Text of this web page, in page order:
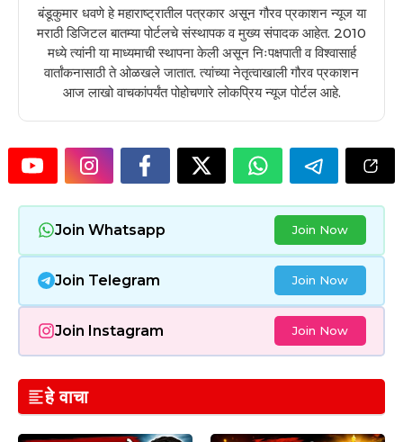
बंडूकुमार धवणे हे महाराष्ट्रातील पत्रकार असून गौरव प्रकाशन न्यूज या
मराठी डिजिटल बातम्या पोर्टलचे संस्थापक व मुख्य संपादक आहेत. 2010
मध्ये त्यांनी या माध्यमाची स्थापना केली असून निःपक्षपाती व विश्वासार्ह
वार्तांकनासाठी ते ओळखले जातात. त्यांच्या नेतृत्वाखाली गौरव प्रकाशन
आज लाखो वाचकांपर्यंत पोहोचणारे लोकप्रिय न्यूज पोर्टल आहे.
Join Whatsapp Join Now
Join Telegram Join Now
Join Instagram Join Now
हे वाचा